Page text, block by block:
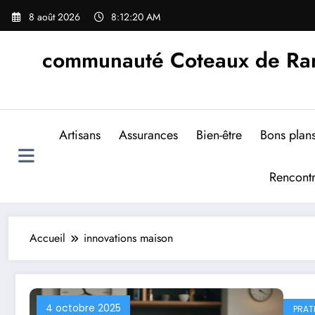
Aller
8 août 2026 8:12:21 AM
communauté Coteaux de
Artisans Assurances Bien-être Bons
Accueil innovations maison
4 octobre 2025